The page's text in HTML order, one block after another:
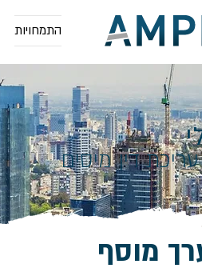
התמחויות
דין מיסים
מוסף